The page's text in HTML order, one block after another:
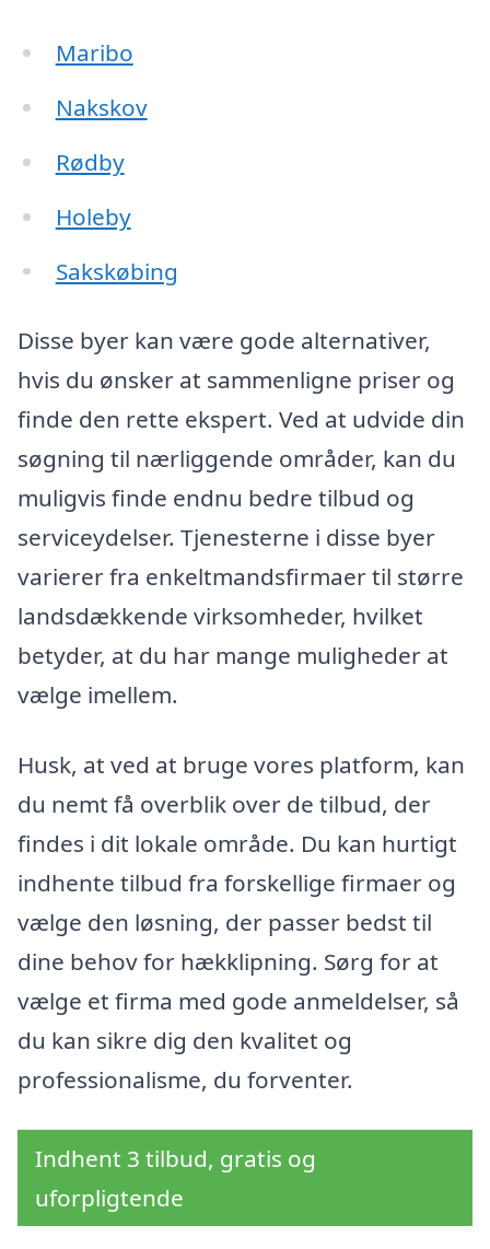
Maribo
Nakskov
Rødby
Holeby
Sakskøbing
Disse byer kan være gode alternativer,
hvis du ønsker at sammenligne priser og
finde den rette ekspert. Ved at udvide din
søgning til nærliggende områder, kan du
muligvis finde endnu bedre tilbud og
serviceydelser. Tjenesterne i disse byer
varierer fra enkeltmandsfirmaer til større
landsdækkende virksomheder, hvilket
betyder, at du har mange muligheder at
vælge imellem.
Husk, at ved at bruge vores platform, kan
du nemt få overblik over de tilbud, der
findes i dit lokale område. Du kan hurtigt
indhente tilbud fra forskellige firmaer og
vælge den løsning, der passer bedst til
dine behov for hækklipning. Sørg for at
vælge et firma med gode anmeldelser, så
du kan sikre dig den kvalitet og
professionalisme, du forventer.
Indhent 3 tilbud, gratis og
uforpligtende